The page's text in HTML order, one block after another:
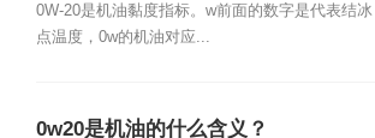
0W-20是机油黏度指标。w前面的数字是代表结冰
点温度，0w的机油对应...
0w20是机油的什么含义？